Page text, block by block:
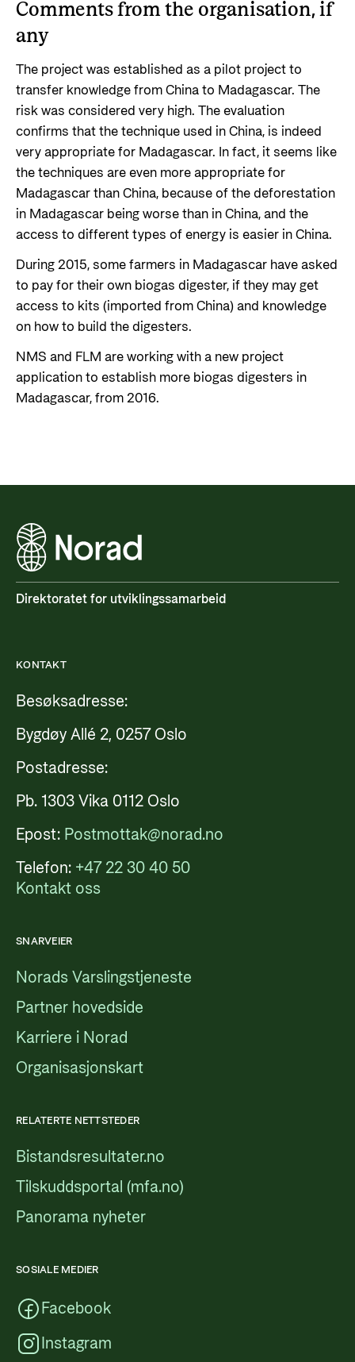
Comments from the organisation, if
any
The project was established as a pilot project to
transfer knowledge from China to Madagascar. The
risk was considered very high. The evaluation
confirms that the technique used in China, is indeed
very appropriate for Madagascar. In fact, it seems like
the techniques are even more appropriate for
Madagascar than China, because of the deforestation
in Madagascar being worse than in China, and the
access to different types of energy is easier in China.
During 2015, some farmers in Madagascar have asked
to pay for their own biogas digester, if they may get
access to kits (imported from China) and knowledge
on how to build the digesters.
NMS and FLM are working with a new project
application to establish more biogas digesters in
Madagascar, from 2016.
Direktoratet for utviklingssamarbeid
KONTAKT
Besøksadresse:
Bygdøy Allé 2, 0257 Oslo
Postadresse:
Pb. 1303 Vika 0112 Oslo
Epost: Postmottak@norad.no
Telefon: +47 22 30 40 50
Kontakt oss
SNARVEIER
Norads Varslingstjeneste
Partner hovedside
Karriere i Norad
Organisasjonskart
RELATERTE NETTSTEDER
Bistandsresultater.no
Tilskuddsportal (mfa.no)
Panorama nyheter
SOSIALE MEDIER
Facebook
Instagram